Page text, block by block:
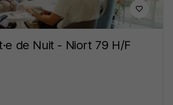
de Nuit - Niort 79 H/F